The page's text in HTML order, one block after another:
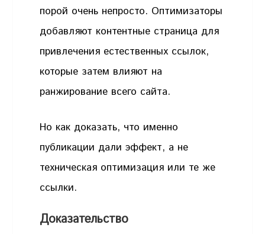
порой очень непросто. Оптимизаторы
добавляют контентные страница для
привлечения естественных ссылок,
которые затем влияют на
ранжирование всего сайта.
Но как доказать, что именно
публикации дали эффект, а не
техническая оптимизация или те же
ссылки.
Доказательство